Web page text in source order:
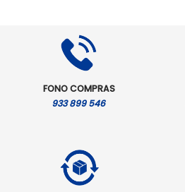
FONO COMPRAS
933 899 546